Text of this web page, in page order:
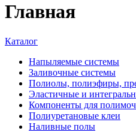
Главная
Каталог
Напыляемые системы
Заливочные системы
Полиолы, полиэфиры,
Эластичные и
Компоненты для
Полиуретановые клеи
Наливные полы